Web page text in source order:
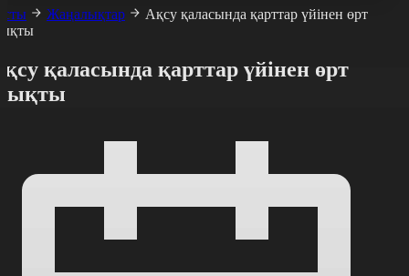
Жаңалықтар
Ақсу қаласында қарттар үйінен өрт
қаласында қарттар үйінен өрт